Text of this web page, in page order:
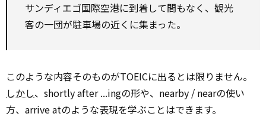
サンディエゴ国際空港に到着して間もなく、観光
客の一団が駐車場の近くに集まった。
このような内容そのものがTOEICに出るとは限りません。
しかし、shortly after ...ingの形や、nearby / nearの使い
方、arrive atのような表現を学ぶことはできます。